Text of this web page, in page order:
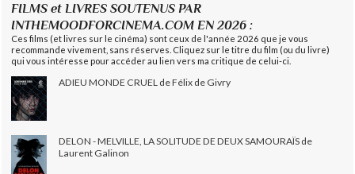
FILMS et LIVRES SOUTENUS PAR
INTHEMOODFORCINEMA.COM EN 2026 :
Ces films (et livres sur le cinéma) sont ceux de l'année 2026 que je vous
recommande vivement, sans réserves. Cliquez sur le titre du film (ou du livre)
qui vous intéresse pour accéder au lien vers ma critique de celui-ci.
ADIEU MONDE CRUEL de Félix de Givry
DELON - MELVILLE, LA SOLITUDE DE DEUX SAMOURAÏS de
Laurent Galinon